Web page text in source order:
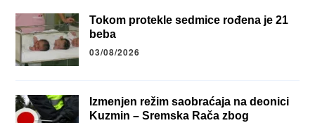
Tokom protekle sedmice rođena je 21
beba
03/08/2026
Izmenjen režim saobraćaja na deonici
Kuzmin – Sremska Rača zbog